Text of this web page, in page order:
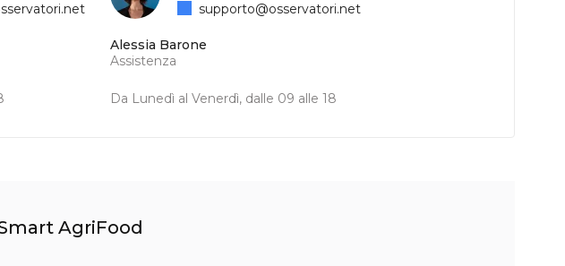
Alessia Barone
Assistenza
Da Lunedì al Venerdì, dalle 09 alle 18
supporto@osservatori.net
AgriFood